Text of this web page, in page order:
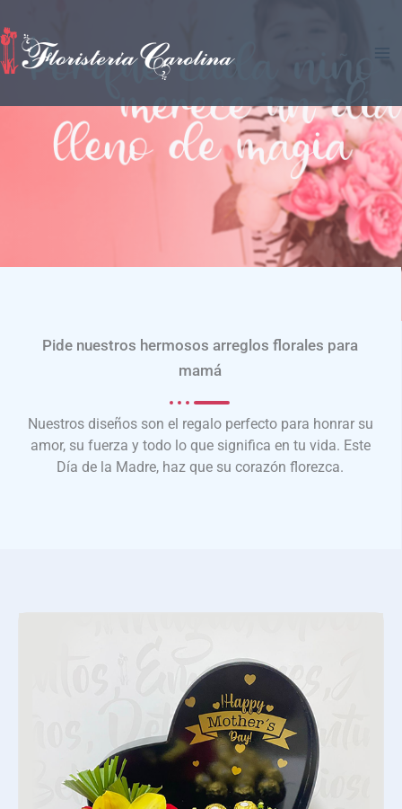
al
contenido
Pide nuestros hermosos arreglos florales para
mamá
Nuestros diseños son el regalo perfecto para honrar su
amor, su fuerza y todo lo que significa en tu vida. Este
Día de la Madre, haz que su corazón florezca.